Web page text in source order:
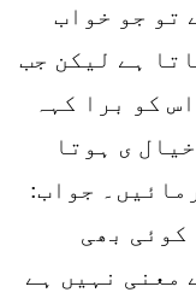
تو جو خواب
ہے لیکن جب
کو برا کہہ
ی ہوتا
جواب:
کوئی بھی
معنی نہیں ہے